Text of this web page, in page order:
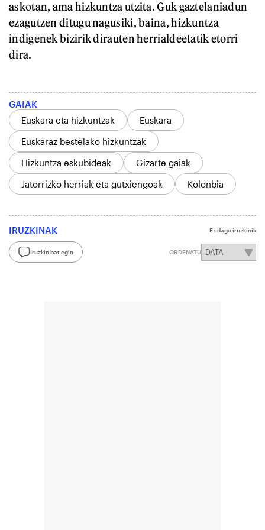
askotan, ama hizkuntza utzita. Guk gaztelaniadun
ezagutzen ditugu nagusiki, baina, hizkuntza
indigenek bizirik dirauten herrialdeetatik etorri
dira.
GAIAK
Euskara eta hizkuntzak
Euskara
Euskaraz bestelako hizkuntzak
Hizkuntza eskubideak
Gizarte gaiak
Jatorrizko herriak eta gutxiengoak
Kolonbia
IRUZKINAK Ez dago iruzkinik
Iruzkin bat egin ORDENATU